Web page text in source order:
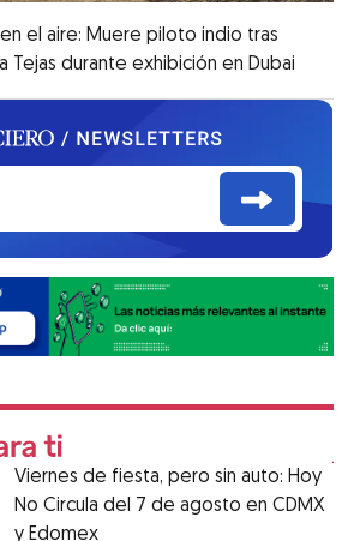
el aire: Muere piloto indio tras
Tejas durante exhibición en Dubai
Viernes de fiesta, pero sin auto: Hoy
No Circula del 7 de agosto en CDMX
y Edomex